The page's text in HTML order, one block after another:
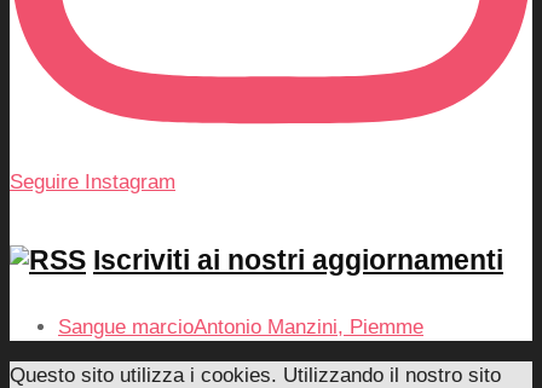
Seguire Instagram
Iscriviti ai nostri aggiornamenti
Sangue marcioAntonio Manzini, Piemme
Questo sito utilizza i cookies. Utilizzando il nostro sito